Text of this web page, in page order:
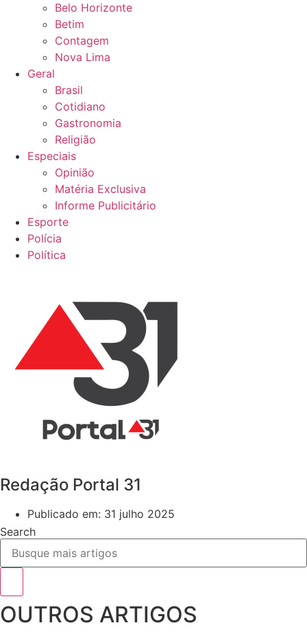
Belo Horizonte
Betim
Contagem
Nova Lima
Geral
Brasil
Cotidiano
Gastronomia
Religião
Especiais
Opinião
Matéria Exclusiva
Informe Publicitário
Esporte
Polícia
Política
Redação Portal 31
Publicado em: 31 julho 2025
Search
OUTROS ARTIGOS